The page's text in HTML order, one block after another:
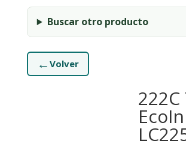
Buscar otro producto
← Volver